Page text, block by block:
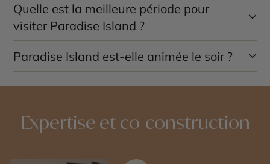
Baignade, snorkeling, sports nautiques, croisières,
farniente sur la plage, shopping, restaurants
internationaux, animations nocturnes et excursions en
Quelle est la meilleure période pour
visiter Paradise Island ?
La période idéale s’étend de décembre à avril,
pendant la saison sèche, avec un climat ensoleillé et
Paradise Island est-elle animée le soir ?
Oui. Bars, restaurants, spectacles et casinos assurent
mer.
Expertise et co-construction